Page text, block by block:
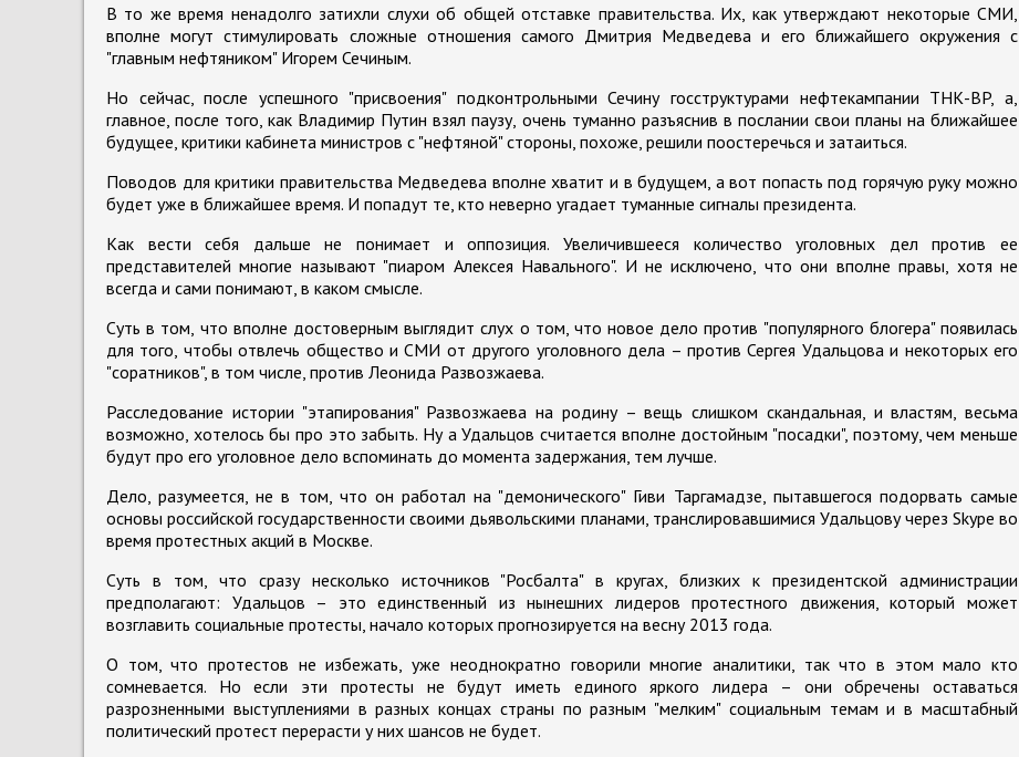
В то же время ненадолго затихли слухи об общей отставке правительства. Их, как утверждают некоторые СМИ,
вполне могут стимулировать сложные отношения самого Дмитрия Медведева и его ближайшего окружения с
"главным нефтяником" Игорем Сечиным.
Но сейчас, после успешного "присвоения" подконтрольными Сечину госструктурами нефтекампании ТНК-BP, а,
главное, после того, как Владимир Путин взял паузу, очень туманно разъяснив в послании свои планы на ближайшее
будущее, критики кабинета министров с "нефтяной" стороны, похоже, решили поостеречься и затаиться.
Поводов для критики правительства Медведева вполне хватит и в будущем, а вот попасть под горячую руку можно
будет уже в ближайшее время. И попадут те, кто неверно угадает туманные сигналы президента.
Как вести себя дальше не понимает и оппозиция. Увеличившееся количество уголовных дел против ее
представителей многие называют "пиаром Алексея Навального". И не исключено, что они вполне правы, хотя не
всегда и сами понимают, в каком смысле.
Суть в том, что вполне достоверным выглядит слух о том, что новое дело против "популярного блогера" появилась
для того, чтобы отвлечь общество и СМИ от другого уголовного дела – против Сергея Удальцова и некоторых его
"соратников", в том числе, против Леонида Развозжаева.
Расследование истории "этапирования" Развозжаева на родину – вещь слишком скандальная, и властям, весьма
возможно, хотелось бы про это забыть. Ну а Удальцов считается вполне достойным "посадки", поэтому, чем меньше
будут про его уголовное дело вспоминать до момента задержания, тем лучше.
Дело, разумеется, не в том, что он работал на "демонического" Гиви Таргамадзе, пытавшегося подорвать самые
основы российской государственности своими дьявольскими планами, транслировавшимися Удальцову через Skype во
время протестных акций в Москве.
Суть в том, что сразу несколько источников "Росбалта" в кругах, близких к президентской администрации
предполагают: Удальцов – это единственный из нынешних лидеров протестного движения, который может
возглавить социальные протесты, начало которых прогнозируется на весну 2013 года.
О том, что протестов не избежать, уже неоднократно говорили многие аналитики, так что в этом мало кто
сомневается. Но если эти протесты не будут иметь единого яркого лидера – они обречены оставаться
разрозненными выступлениями в разных концах страны по разным "мелким" социальным темам и в масштабный
политический протест перерасти у них шансов не будет.